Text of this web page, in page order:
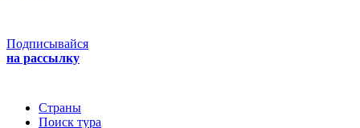
Подписывайся
на рассылку
Страны
Поиск тура